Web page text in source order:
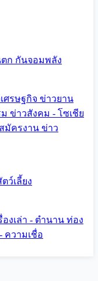
ก กันจอมพลัง
ศรษฐกิจ ข่าวยาน
ข่าวสังคม - โซเชีย
มัครงาน ข่าว
ตว์เลี้ยง
องเล่า - ตำนาน ท่อง
ความเชื่อ